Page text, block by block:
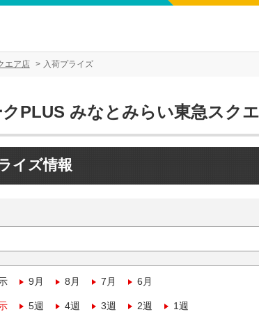
エア店 入荷プライズ
PLUS みなとみらい東急スク
イズ情報
9月 8月 7月 6月
5週 4週 3週 2週 1週